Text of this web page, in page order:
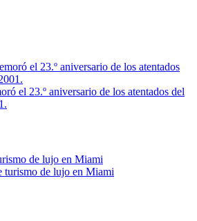
el 23.º aniversario de los atentados del
de lujo en Miami